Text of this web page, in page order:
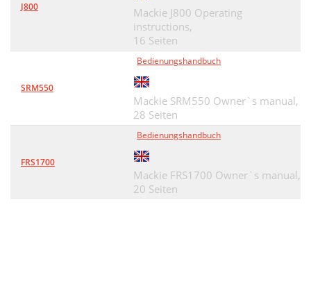
J800
Mackie J800 Operating
instructions,
16 Seiten
SRM550
Bedienungshandbuch
Mackie SRM550 Owner`s manual,
28 Seiten
FRS1700
Bedienungshandbuch
Mackie FRS1700 Owner`s manual,
20 Seiten